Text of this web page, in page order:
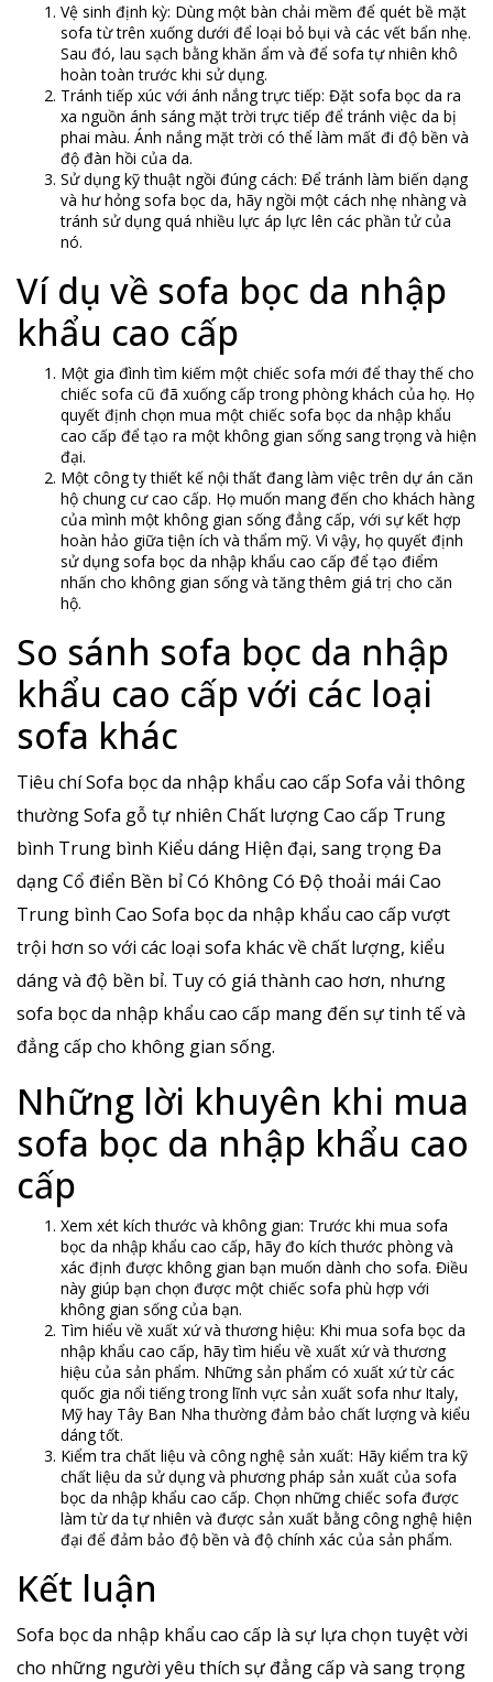
Vệ sinh định kỳ: Dùng một bàn chải mềm để quét bề mặt
sofa từ trên xuống dưới để loại bỏ bụi và các vết bẩn nhẹ.
Sau đó, lau sạch bằng khăn ẩm và để sofa tự nhiên khô
hoàn toàn trước khi sử dụng.
Tránh tiếp xúc với ánh nắng trực tiếp: Đặt sofa bọc da ra
xa nguồn ánh sáng mặt trời trực tiếp để tránh việc da bị
phai màu. Ánh nắng mặt trời có thể làm mất đi độ bền và
độ đàn hồi của da.
Sử dụng kỹ thuật ngồi đúng cách: Để tránh làm biến dạng
và hư hỏng sofa bọc da, hãy ngồi một cách nhẹ nhàng và
tránh sử dụng quá nhiều lực áp lực lên các phần tử của
nó.
Ví dụ về sofa bọc da nhập
khẩu cao cấp
Một gia đình tìm kiếm một chiếc sofa mới để thay thế cho
chiếc sofa cũ đã xuống cấp trong phòng khách của họ. Họ
quyết định chọn mua một chiếc sofa bọc da nhập khẩu
cao cấp để tạo ra một không gian sống sang trọng và hiện
đại.
Một công ty thiết kế nội thất đang làm việc trên dự án căn
hộ chung cư cao cấp. Họ muốn mang đến cho khách hàng
của mình một không gian sống đẳng cấp, với sự kết hợp
hoàn hảo giữa tiện ích và thẩm mỹ. Vì vậy, họ quyết định
sử dụng sofa bọc da nhập khẩu cao cấp để tạo điểm
nhấn cho không gian sống và tăng thêm giá trị cho căn
hộ.
So sánh sofa bọc da nhập
khẩu cao cấp với các loại
sofa khác
Tiêu chí Sofa bọc da nhập khẩu cao cấp Sofa vải thông
thường Sofa gỗ tự nhiên Chất lượng Cao cấp Trung
bình Trung bình Kiểu dáng Hiện đại, sang trọng Đa
dạng Cổ điển Bền bỉ Có Không Có Độ thoải mái Cao
Trung bình Cao Sofa bọc da nhập khẩu cao cấp vượt
trội hơn so với các loại sofa khác về chất lượng, kiểu
dáng và độ bền bỉ. Tuy có giá thành cao hơn, nhưng
sofa bọc da nhập khẩu cao cấp mang đến sự tinh tế và
đẳng cấp cho không gian sống.
Những lời khuyên khi mua
sofa bọc da nhập khẩu cao
cấp
Xem xét kích thước và không gian: Trước khi mua sofa
bọc da nhập khẩu cao cấp, hãy đo kích thước phòng và
xác định được không gian bạn muốn dành cho sofa. Điều
này giúp bạn chọn được một chiếc sofa phù hợp với
không gian sống của bạn.
Tìm hiểu về xuất xứ và thương hiệu: Khi mua sofa bọc da
nhập khẩu cao cấp, hãy tìm hiểu về xuất xứ và thương
hiệu của sản phẩm. Những sản phẩm có xuất xứ từ các
quốc gia nổi tiếng trong lĩnh vực sản xuất sofa như Italy,
Mỹ hay Tây Ban Nha thường đảm bảo chất lượng và kiểu
dáng tốt.
Kiểm tra chất liệu và công nghệ sản xuất: Hãy kiểm tra kỹ
chất liệu da sử dụng và phương pháp sản xuất của sofa
bọc da nhập khẩu cao cấp. Chọn những chiếc sofa được
làm từ da tự nhiên và được sản xuất bằng công nghệ hiện
đại để đảm bảo độ bền và độ chính xác của sản phẩm.
Kết luận
Sofa bọc da nhập khẩu cao cấp là sự lựa chọn tuyệt vời
cho những người yêu thích sự đẳng cấp và sang trọng